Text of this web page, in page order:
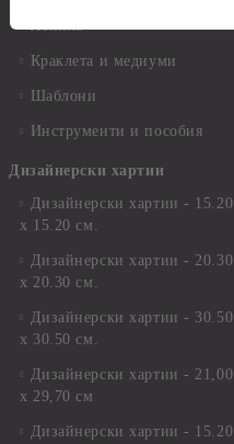
Лепила
Краклета и медиуми
Шаблони
Инструменти и пособия
Дизайнерски хартии
Дизайнерски хартии - 15.20
х 15.20 см.
Дизайнерски хартии - 20.30
х 20.30 см.
Дизайнерски хартии - 30.50
х 30.50 см.
Дизайнерски хартии - 21,00
х 29,70 см
Дизайнерски хартии - 15.20